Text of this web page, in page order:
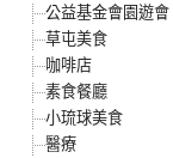
公益基金會園遊會
草屯美食
咖啡店
素食餐廳
小琉球美食
醫療